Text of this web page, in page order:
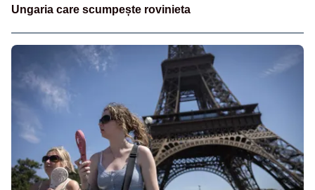
Ungaria care scumpește rovinieta